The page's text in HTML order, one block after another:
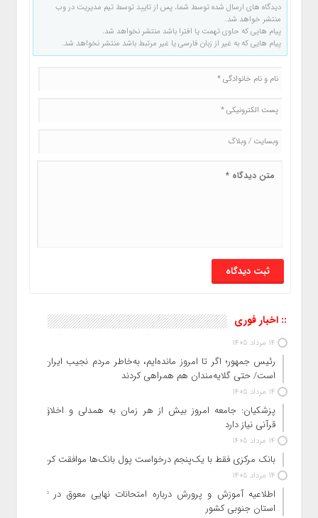
دیدگاه های ارسال شده توسط شما، پس از تایید توسط تیم مدیریت در وب
منتشر خواهد شد.
پیام هایی که حاوی تهمت یا افترا باشد منتشر نخواهد شد.
پیام هایی که به غیر از زبان فارسی یا غیر مرتبط باشد منتشر نخواهد شد.
:: اخبار فوری
14 مرداد 1405
رئیس‌ جمهور؛ اگر تا امروز مانده‌ایم، به‌خاطر مردم نجیب ایران
است/ حتی گلایه‌مندان هم همراهی کردند
14 مرداد 1405
پزشکیان: جامعه امروز بیش از هر زمان به همدلی و اخلاق
قرآنی نیاز دارد
14 مرداد 1405
بانک مرکزی فقط با یک‌‎پنجم درخواست پول بانک‌ها موافقت کرد
14 مرداد 1405
اطلاعیه آموزش و پرورش درباره امتحانات نهایی معوق در ۴
استان جنوبی کشور